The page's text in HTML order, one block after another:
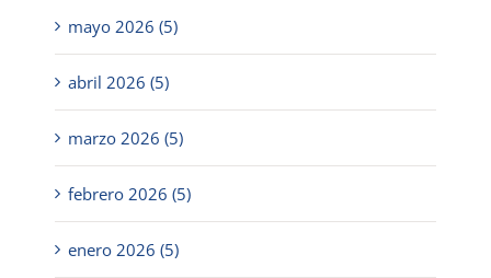
mayo 2026 (5)
abril 2026 (5)
marzo 2026 (5)
febrero 2026 (5)
enero 2026 (5)